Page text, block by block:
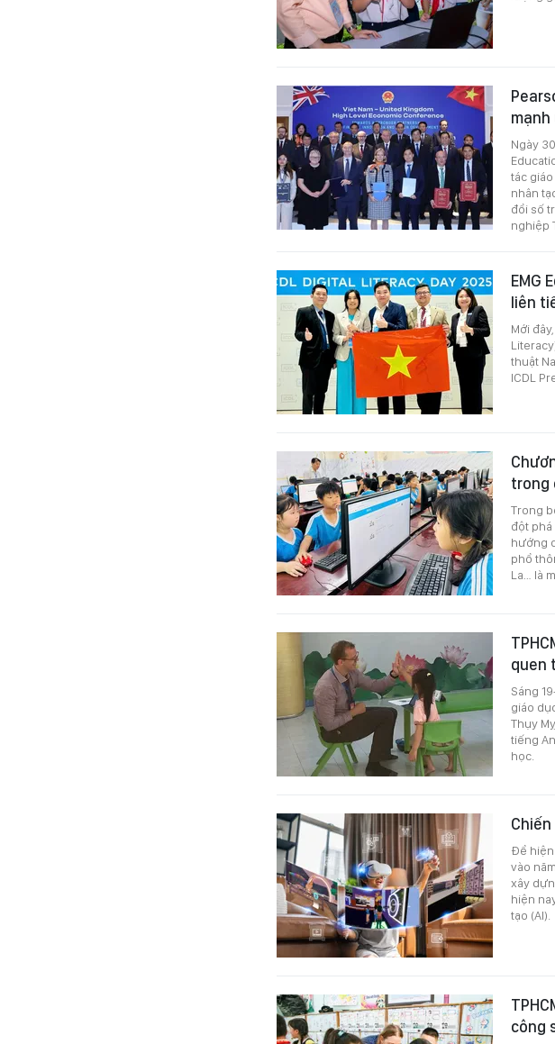
Ngày
tác
nhân
đổi số
nghiệp
EMG
liên
Mới
thuật
ICDL
trong
Trong
đột
hướng
phổ
La… là
quen
Sáng
giáo
Thụy
tiếng
học.
Để hiện
vào
xây
hiện
tạo (AI).
công